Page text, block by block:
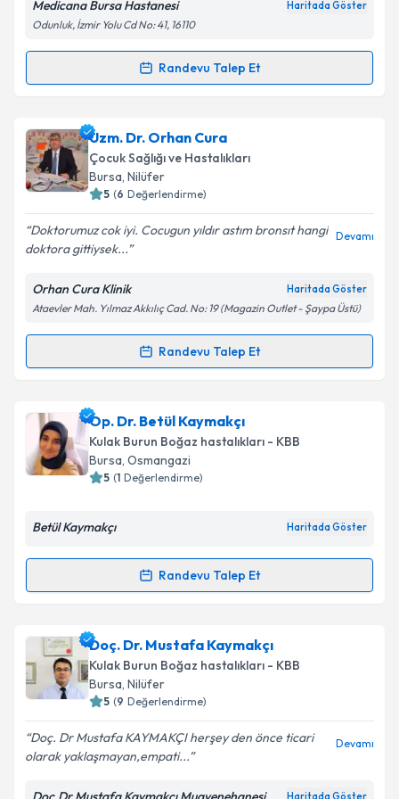
Kişisel verilerimin işlenmesine ilişkin
Aydınlatma
Metni'ni okudum ve kişisel verilerimin belirtilen
kapsamda işlenmesini kabul ediyorum.
Medicana Bursa Hastanesi Haritada Göster
Odunluk, İzmir Yolu Cd No: 41, 16110
Randevu Talep Et
Randevu Takvimi Talebi
Op. Dr. Vedat Orukiçin randevu takvimi talebi
oluşturun. Size bu uzmandan randevu almanız için bir
takvim hazırlandığında e-posta ile bilgilendireceğiz.
Kişisel verilerimin işlenmesine ilişkin
Aydınlatma
Metni'ni okudum ve kişisel verilerimin belirtilen
kapsamda işlenmesini kabul ediyorum.
Uzm. Dr. Orhan Cura
Çocuk Sağlığı ve Hastalıkları
Bursa, Nilüfer
5 (6 Değerlendirme)
Doktorumuz cok iyi. Cocugun yıldır astım bronsıt hangi
doktora gittiysek...
Devamı
Orhan Cura Klinik Haritada Göster
Ataevler Mah. Yılmaz Akkılıç Cad. No: 19 (Magazin Outlet - Şaypa Üstü)
Randevu Talep Et
Randevu Takvimi Talebi
Uzm. Dr. Orhan Curaiçin randevu takvimi talebi
oluşturun. Size bu uzmandan randevu almanız için bir
takvim hazırlandığında e-posta ile bilgilendireceğiz.
Kişisel verilerimin işlenmesine ilişkin
Metni'ni okudum ve kişisel verilerimin belirtilen
Takvim Talebini Gönder
Op. Dr. Betül Kaymakçı
Kulak Burun Boğaz hastalıkları - KBB
Bursa, Osmangazi
5 (1 Değerlendirme)
Betül Kaymakçı Haritada Göster
Randevu Talep Et
Randevu Takvimi Talebi
Op. Dr. Betül Kaymakçıiçin randevu takvimi talebi
oluşturun. Size bu uzmandan randevu almanız için bir
takvim hazırlandığında e-posta ile bilgilendireceğiz.
Doç. Dr. Mustafa Kaymakçı
Kulak Burun Boğaz hastalıkları - KBB
Bursa, Nilüfer
5 (9 Değerlendirme)
Doç. Dr Mustafa KAYMAKÇI herşey den önce ticari
olarak yaklaşmayan,empati...
Devamı
Haritada Göster